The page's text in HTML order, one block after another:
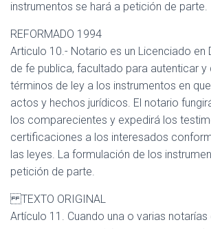
instrumentos se hará a petición de parte.
REFORMADO 1994
Articulo 10.- Notario es un Licenciado en
de fe publica, facultado para autenticar y
términos de ley a los instrumentos en
actos y hechos jurídicos. El notario
los comparecientes y expedirá los
certificaciones a los interesados
las leyes. La formulación de los
petición de parte.
TEXTO ORIGINAL
Artículo 11. Cuando una o varias notarías